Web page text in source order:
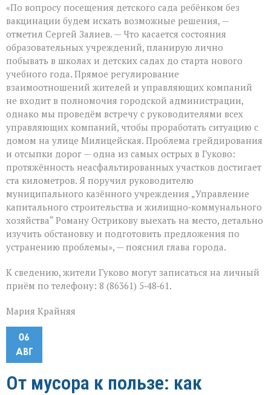
«По вопросу посещения детского сада ребёнком без
вакцинации будем искать возможные решения, —
отметил Сергей Залиев. — Что касается состояния
образовательных учреждений, планирую лично
побывать в школах и детских садах до старта нового
учебного года. Прямое регулирование
взаимоотношений жителей и управляющих компаний
не входит в полномочия городской администрации,
однако мы проведём встречу с руководителями всех
управляющих компаний, чтобы проработать ситуацию с
домом на улице Милицейская. Проблема грейдирования
и отсыпки дорог — одна из самых острых в Гуково:
протяжённость неасфальтированных участков достигает
ста километров. Я поручил руководителю
муниципального казённого учреждения „Управление
капитального строительства и жилищно‑коммунального
хозяйства“ Роману Острикову выехать на место, детально
изучить обстановку и подготовить предложения по
устранению проблемы», — пояснил глава города.
К сведению, жители Гуково могут записаться на личный
приём по телефону: 8 (86361) 5‑48‑61.
Мария Крайняя
06
АВГ
От мусора к пользе: как